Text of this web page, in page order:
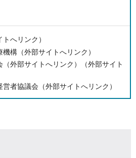
へリンク）
構（外部サイトへリンク）
外部サイトへリンク）
（外部サイト
者協議会（外部サイトへリンク）